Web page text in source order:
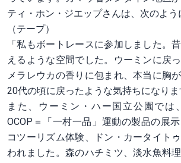
ティ・ホン・ジエップさんは、次のよう
（テープ）
「私もボートレースに参加しました。
えるような空間でした。ウーミンに戻
メラレウカの香りに包まれ、本当に胸
20代の頃に戻ったような気持ちになりま
また、ウーミン・ハー国立公園では
OCOP＝「一村一品」運動の製品の展
コツーリズム体験、ドン・カータイト
われました。森のハチミツ、淡水魚料